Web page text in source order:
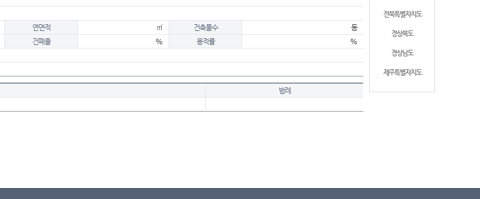
전북특별자치도
경상북도
경상남도
제주특별자치도
연면적 ㎡ 건축물수
동
건폐율 % 용적률
%
범례